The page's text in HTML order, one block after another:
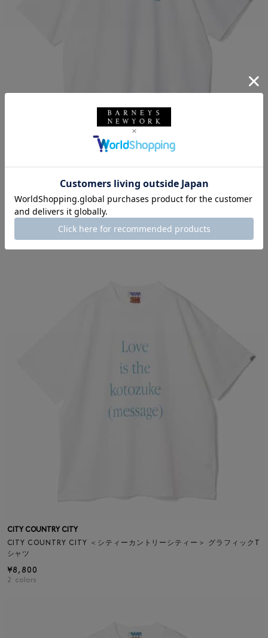
CITY COUNTRY CITY
CITY COUNTRY CITY ＜シティーカントリーシティー＞ グラフィックT
シャツ
colors
CITY COUNTRY CITY
CITY COUNTRY CITY ＜シティーカントリーシティー＞ グラフィックT
シャツ
¥8,800
2 colors